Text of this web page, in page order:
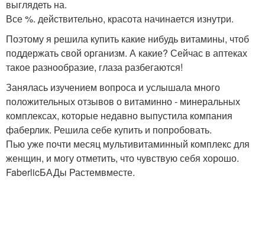
выглядеть на.
Все %. действительно, красота начинается изнутри.
Поэтому я решила купить какие нибудь витамины, чтоб
поддержать свой организм. А какие? Сейчас в аптеках
такое разнообразие, глаза разбегаются!
Занялась изучением вопроса и услышала много
положительных отзывов о витаминно - минеральных
комплексах, которые недавно выпустила компания
фаберлик. Решила себе купить и попробовать.
Пью уже почти месяц мультивитаминный комплекс для
женщин, и могу отметить, что чувствую себя хорошо.
FaberlicБАДы Растемвместе.